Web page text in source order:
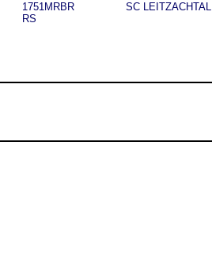
1751MRBR
RS
SC LEITZACHTAL